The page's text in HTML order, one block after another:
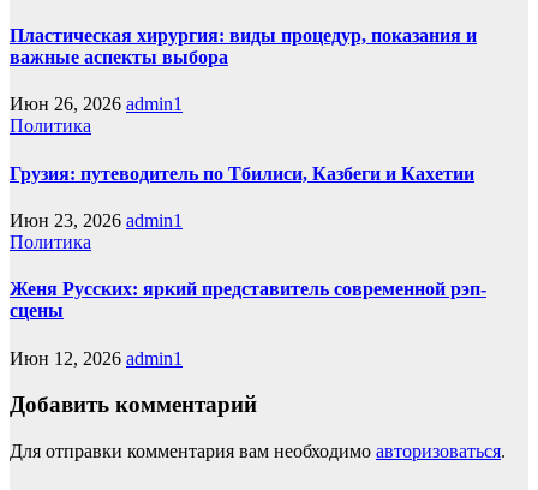
Пластическая хирургия: виды процедур, показания и
важные аспекты выбора
Июн 26, 2026 admin1
Политика
Грузия: путеводитель по Тбилиси, Казбеги и Кахетии
Июн 23, 2026 admin1
Политика
Женя Русских: яркий представитель современной рэп-
сцены
Июн 12, 2026 admin1
Добавить комментарий
Для отправки комментария вам необходимо авторизоваться.